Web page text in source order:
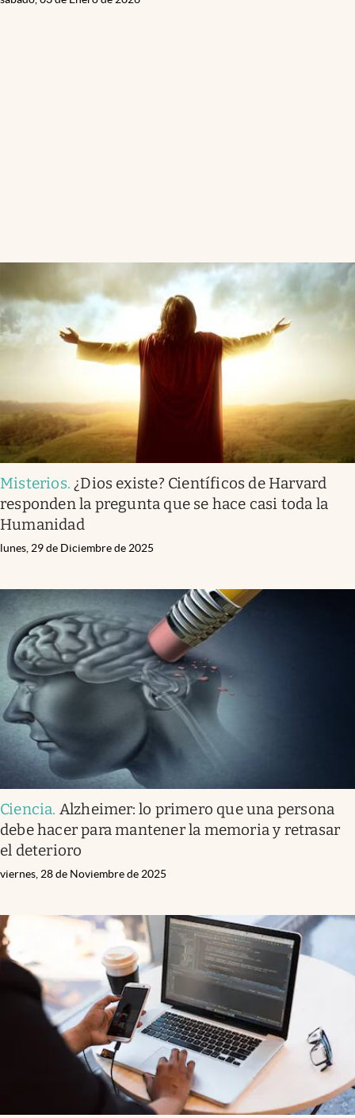
Misterios. ¿Dios existe? Científicos de Harvard
responden la pregunta que se hace casi toda la
Humanidad
lunes, 29 de Diciembre de 2025
Ciencia. Alzheimer: lo primero que una persona
debe hacer para mantener la memoria y retrasar
el deterioro
viernes, 28 de Noviembre de 2025